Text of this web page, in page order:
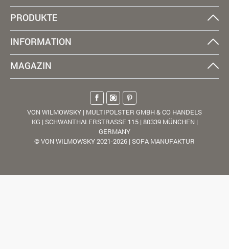
PRODUKTE
INFORMATION
MAGAZIN
VON WILMOWSKY | MULTIPOLSTER GMBH & CO HANDELS
KG | SCHWANTHALERSTRASSE 115 | 80339 MÜNCHEN |
GERMANY
© VON WILMOWSKY 2021-2026 | SOFA MANUFAKTUR